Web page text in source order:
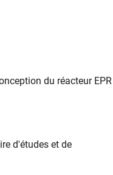
du réacteur EPR
d'études et de